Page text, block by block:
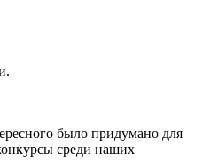
было придумано для
среди наших